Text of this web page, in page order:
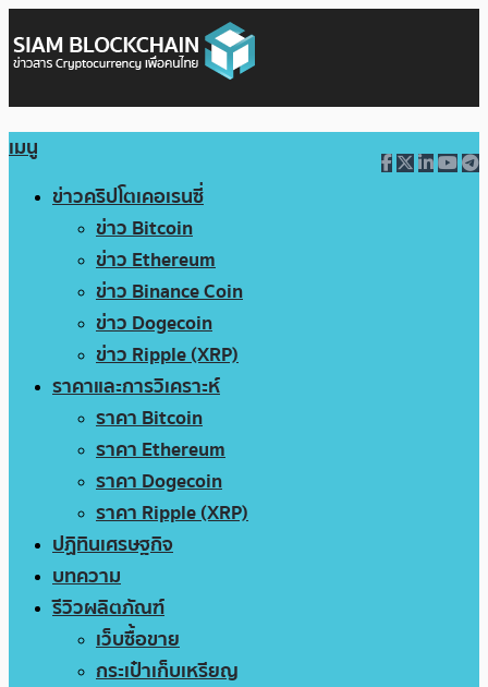
เมนู
ข่าวคริปโตเคอเรนซี่
ข่าว Bitcoin
ข่าว Ethereum
ข่าว Binance Coin
ข่าว Dogecoin
ข่าว Ripple (XRP)
ราคาและการวิเคราะห์
ราคา Bitcoin
ราคา Ethereum
ราคา Dogecoin
ราคา Ripple (XRP)
ปฏิทินเศรษฐกิจ
บทความ
รีวิวผลิตภัณฑ์
เว็บซื้อขาย
กระเป๋าเก็บเหรียญ